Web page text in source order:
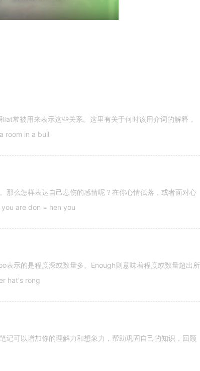
常被用来表示这些关系。这里有关于何时该用介词的解释，
room in a buil
那么怎样表达自己悲伤的感情呢？在你心情低落，或者面对心
you are don = hen you
示的是程度深或数量多。Enough则意味着程度或数量超出所
hat's rong
记可以增加你的理解力和想象力，帮助巩固自己的知识，回顾